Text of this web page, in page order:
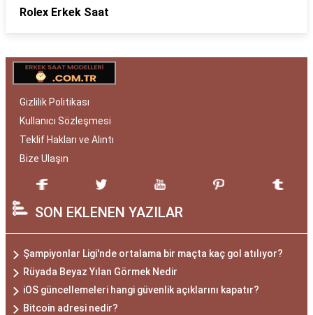
Rolex Erkek Saat
Gizlilik Politikası
Kullanıcı Sözleşmesi
Teklif Hakları ve Alıntı
Bize Ulaşın
SON EKLENEN YAZILAR
Şampiyonlar Ligi'nde ortalama bir maçta kaç gol atılıyor?
Rüyada Beyaz Yılan Görmek Nedir
iOS güncellemeleri hangi güvenlik açıklarını kapatır?
Bitcoin adresi nedir?